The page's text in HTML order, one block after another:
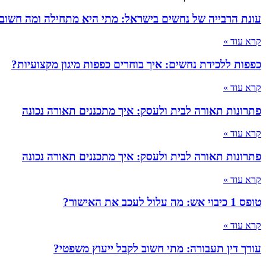
עונת הרבייה של נחשים בישראל: מתי היא מתחילה ומה
קרא עוד »
כפפות ללכידת נחשים: איך בוחרים כפפות מיגון מקצועיות?
קרא עוד »
פתרונות תאורה לבית ולעסק: איך מתכננים תאורה נכונה
קרא עוד »
פתרונות תאורה לבית ולעסק: איך מתכננים תאורה נכונה
קרא עוד »
טופס 1 כיבוי אש: מה עלול לעכב את האישור?
קרא עוד »
עורך דין תעבורה: מתי חשוב לקבל ייעוץ משפטי?